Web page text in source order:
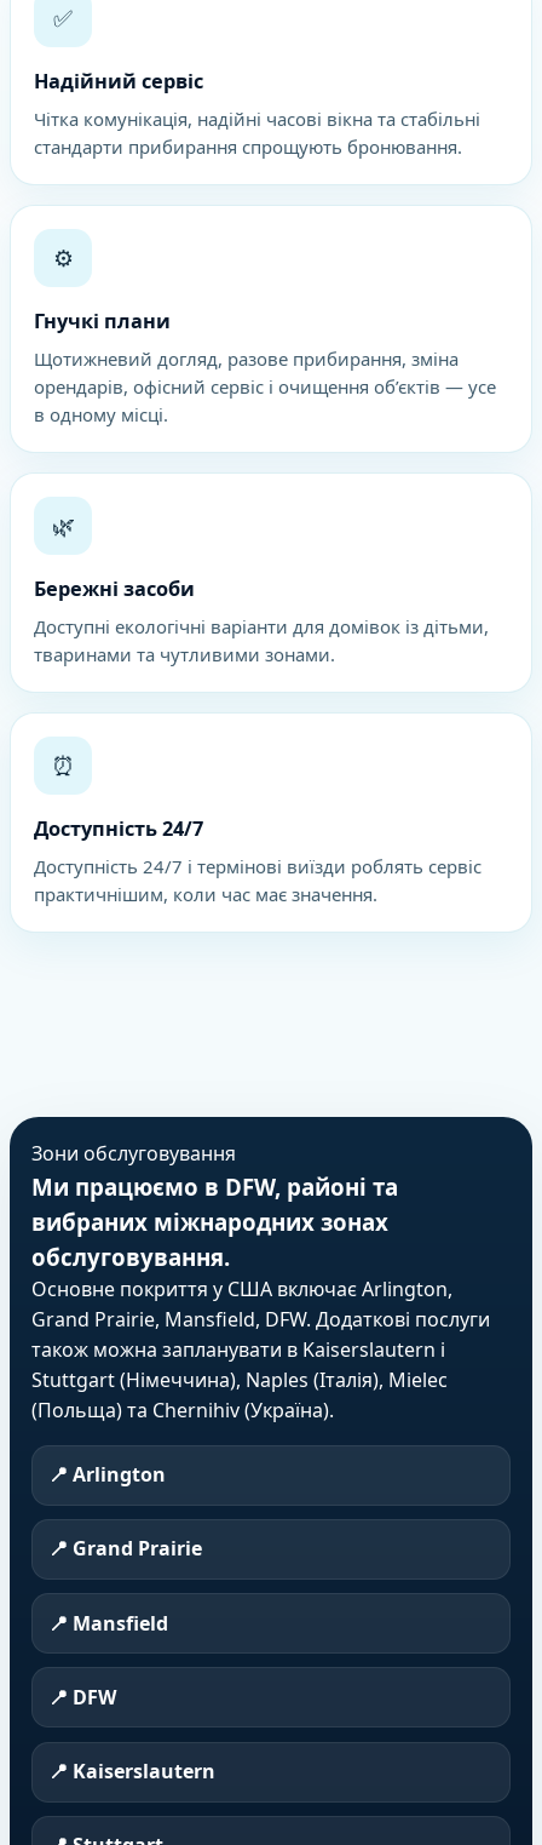
✅
Надійний сервіс
Чітка комунікація, надійні часові вікна та стабільні
стандарти прибирання спрощують бронювання.
⚙️
Гнучкі плани
Щотижневий догляд, разове прибирання, зміна
орендарів, офісний сервіс і очищення об’єктів — усе
в одному місці.
🌿
Бережні засоби
Доступні екологічні варіанти для домівок із дітьми,
тваринами та чутливими зонами.
⏰
Доступність 24/7
Доступність 24/7 і термінові виїзди роблять сервіс
практичнішим, коли час має значення.
Зони обслуговування
Ми працюємо в DFW, районі та
вибраних міжнародних зонах
обслуговування.
Основне покриття у США включає Arlington,
Grand Prairie, Mansfield, DFW. Додаткові послуги
також можна запланувати в Kaiserslautern і
Stuttgart (Німеччина), Naples (Італія), Mielec
(Польща) та Chernihiv (Україна).
📍 Arlington
📍 Grand Prairie
📍 Mansfield
📍 DFW
📍 Kaiserslautern